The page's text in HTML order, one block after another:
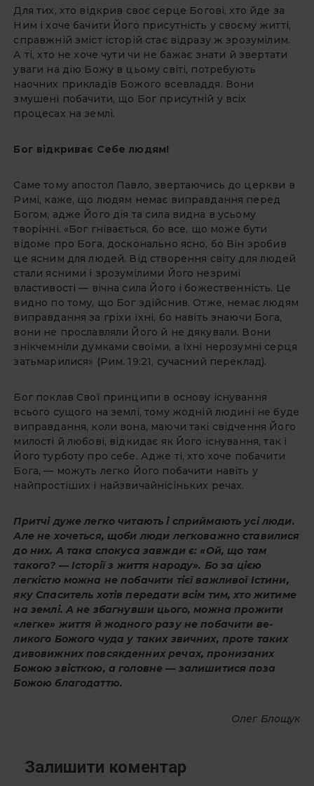
Для тих, хто відкрив своє серце Богові, хто йде за
Ним і хоче бачи­ти Його присутність у своєму житті,
справжній зміст історій стає відразу ж зрозумілим.
А ті, хто не хоче чути чи не бажає знати й звертати
уваги на дію Божу в цьому світі, потребують
наочних прикладів Божого всевлад­дя. Вони
змушені побачити, що Бог присутній у всіх
процесах на землі.
Бог відкриває Себе людям!
Саме тому апостол Павло, звер­таючись до церкви в
Римі, каже, що людям немає виправдання перед
Богом, адже Його дія та сила видна в усьому
творінні. «Бог гнівається, бо все, що може бути
відоме про Бога, досконально ясно, бо Він зробив
це ясним для людей. Від створення світу для людей
стали ясними і зрозуміли­ми Його незримі
властивості — вічна сила Його і божественність. Це
ви­дно по тому, що Бог здійснив. Отже, немає людям
виправдання за гріхи їхні, бо навіть знаючи Бога,
вони не прославляли Його й не дякували. Вони
знікчемніли думками своїми, а їхні нерозумні серця
затьмарилися» (Рим. 19:21, сучасний переклад).
Бог поклав Свої принципи в осно­ву існування
всього сущого на землі, тому жодній людині не буде
виправ­дання, коли вона, маючи такі свідчен­ня Його
милості й любові, відкидає як Його існування, так і
Його турботу про себе. Адже ті, хто хоче побачити
Бога, — можуть легко Його побачити навіть у
найпростіших і найзвичайні­сіньких речах.
Притчі дуже легко читають і сприймають усі люди.
Але не хочеть­ся, щоби люди легковажно ставилися
до них. А така спокуса завжди є: «Ой, що там
такого? — Історії з життя народу». Бо за цією
легкістю можна не побачити тієї важливої Істини,
яку Спаситель хотів передати всім тим, хто житиме
на землі. А не збагнувши цього, можна прожити
«легке» жит­тя й жодного разу не побачити ве­
ликого Божого чуда у таких звичних, проте таких
дивовижних повсякден­них речах, про­низаних
Божою звісткою, а го­ловне — зали­шитися поза
Божою благо­даттю.
Олег Блощук
Залишити коментар